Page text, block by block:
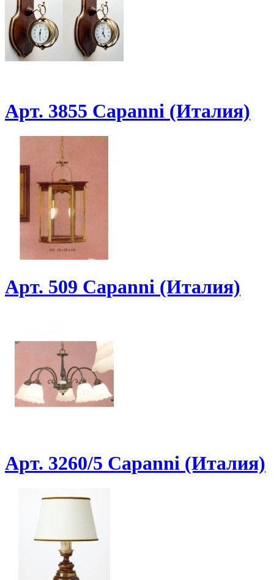
Арт. 3855 Capanni (Италия)
Арт. 509 Capanni (Италия)
Арт. 3260/5 Capanni (Италия)